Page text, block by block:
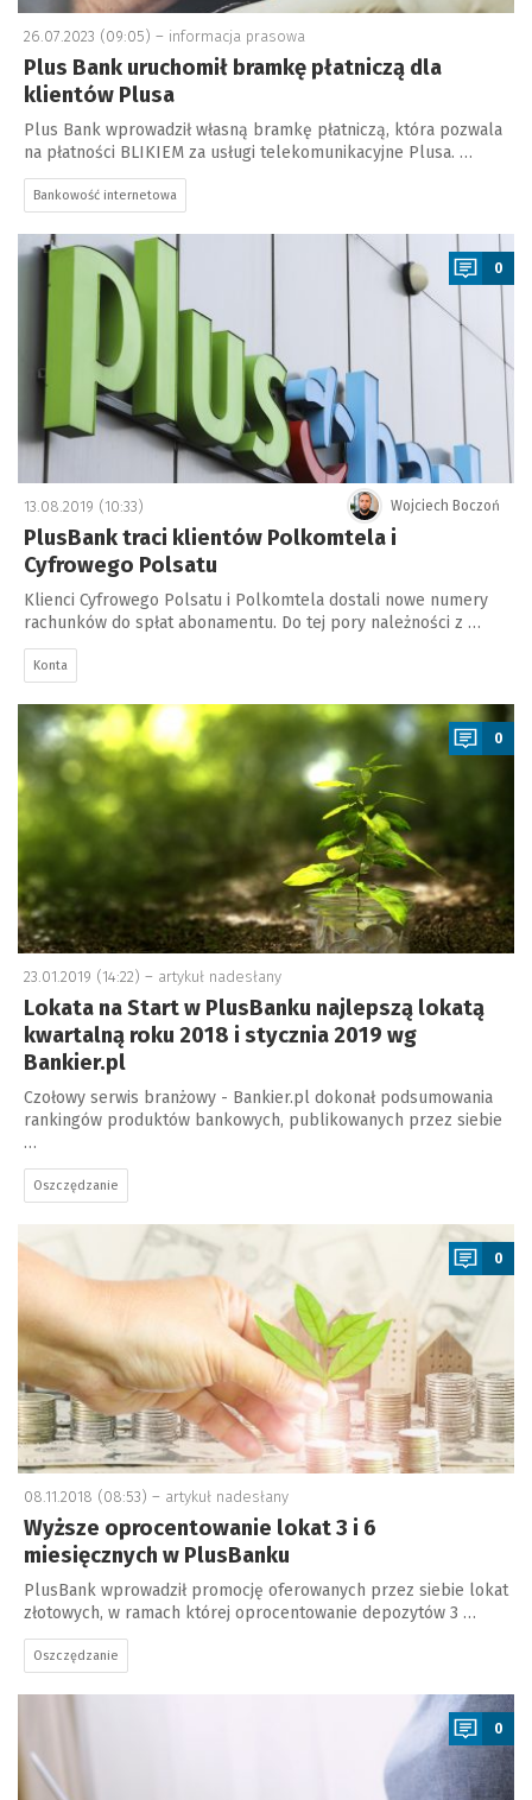
26.07.2023 (09:05) – informacja prasowa
Plus Bank uruchomił bramkę płatniczą dla
klientów Plusa
Plus Bank wprowadził własną bramkę płatniczą, która pozwala
na płatności BLIKIEM za usługi telekomunikacyjne Plusa. …
Bankowość internetowa
a
0
Wojciech Boczoń
13.08.2019 (10:33)
PlusBank traci klientów Polkomtela i
Cyfrowego Polsatu
Klienci Cyfrowego Polsatu i Polkomtela dostali nowe numery
rachunków do spłat abonamentu. Do tej pory należności z …
Konta
a
0
23.01.2019 (14:22) – artykuł nadesłany
Lokata na Start w PlusBanku najlepszą lokatą
kwartalną roku 2018 i stycznia 2019 wg
Bankier.pl
Czołowy serwis branżowy - Bankier.pl dokonał podsumowania
rankingów produktów bankowych, publikowanych przez siebie
…
Oszczędzanie
0
08.11.2018 (08:53) – artykuł nadesłany
Wyższe oprocentowanie lokat 3 i 6
miesięcznych w PlusBanku
PlusBank wprowadził promocję oferowanych przez siebie lokat
złotowych, w ramach której oprocentowanie depozytów 3 …
Oszczędzanie
a
0